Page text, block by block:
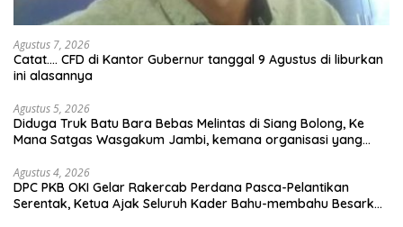
Agustus 7, 2026
Catat…. CFD di Kantor Gubernur tanggal 9 Agustus di liburkan
ini alasannya
Agustus 5, 2026
Diduga Truk Batu Bara Bebas Melintas di Siang Bolong, Ke
Mana Satgas Wasgakum Jambi, kemana organisasi yang
Agustus 4, 2026
DPC PKB OKI Gelar Rakercab Perdana Pasca-Pelantikan
Serentak, Ketua Ajak Seluruh Kader Bahu-membahu Besarkan